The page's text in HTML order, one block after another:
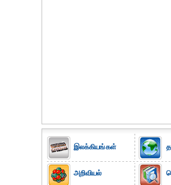
இலக்கியங்கள்
அறிவியல்